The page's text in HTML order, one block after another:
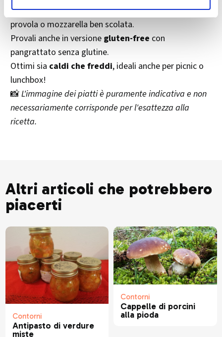
Puoi usare anche altri formaggi come scamorza,
provola o mozzarella ben scolata.
Provali anche in versione gluten-free con
pangrattato senza glutine.
Ottimi sia caldi che freddi, ideali anche per picnic o
lunchbox!
📸L'immagine dei piatti è puramente indicativa e non
necessariamente corrisponde per l'esattezza alla
ricetta.
Altri articoli che potrebbero
piacerti
Contorni
Antipasto di verdure
miste
Contorni
Cappelle di porcini
alla pioda